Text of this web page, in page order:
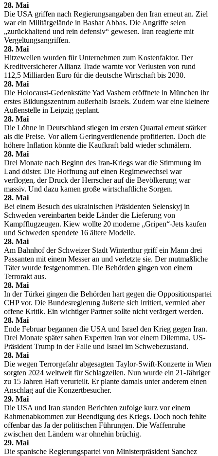
28. Mai
Die USA griffen nach Regierungsangaben den Iran erneut an. Ziel
war ein Militärgelände in Bashar Abbas. Die Angriffe seien
„zurückhaltend und rein defensiv“ gewesen. Iran reagierte mit
Vergeltungsangriffen.
28. Mai
Hitzewellen wurden für Unternehmen zum Kostenfaktor. Der
Kreditversicherer Allianz Trade warnte vor Verlusten von rund
112,5 Milliarden Euro für die deutsche Wirtschaft bis 2030.
28. Mai
Die Holocaust-Gedenkstätte Yad Vashem eröffnete in München ihr
erstes Bildungszentrum außerhalb Israels. Zudem war eine kleinere
Außenstelle in Leipzig geplant.
28. Mai
Die Löhne in Deutschland stiegen im ersten Quartal erneut stärker
als die Preise. Vor allem Geringverdienende profitierten. Doch die
höhere Inflation könnte die Kaufkraft bald wieder schmälern.
28. Mai
Drei Monate nach Beginn des Iran-Kriegs war die Stimmung im
Land düster. Die Hoffnung auf einen Regimewechsel war
verflogen, der Druck der Herrscher auf die Bevölkerung war
massiv. Und dazu kamen große wirtschaftliche Sorgen.
28. Mai
Bei einem Besuch des ukrainischen Präsidenten Selenskyj in
Schweden vereinbarten beide Länder die Lieferung von
Kampfflugzeugen. Kiew wollte 20 moderne „Gripen“-Jets kaufen
und Schweden spendete 16 ältere Modelle.
28. Mai
Am Bahnhof der Schweizer Stadt Winterthur griff ein Mann drei
Passanten mit einem Messer an und verletzte sie. Der mutmaßliche
Täter wurde festgenommen. Die Behörden gingen von einem
Terrorakt aus.
28. Mai
In der Türkei gingen die Behörden hart gegen die Oppositionspartei
CHP vor. Die Bundesregierung äußerte sich irritiert, vermied aber
offene Kritik. Ein wichtiger Partner sollte nicht verärgert werden.
28. Mai
Ende Februar begannen die USA und Israel den Krieg gegen Iran.
Drei Monate später sahen Experten Iran vor einem Dilemma, US-
Präsident Trump in der Falle und Israel im Schwebezustand.
28. Mai
Die wegen Terrorgefahr abgesagten Taylor-Swift-Konzerte in Wien
sorgten 2024 weltweit für Schlagzeilen. Nun wurde ein 21-Jähriger
zu 15 Jahren Haft verurteilt. Er plante damals unter anderem einen
Anschlag auf die Konzertbesucher.
29. Mai
Die USA und Iran standen Berichten zufolge kurz vor einem
Rahmenabkommen zur Beendigung des Kriegs. Doch noch fehlte
offenbar das Ja der politischen Führungen. Die Waffenruhe
zwischen den Ländern war ohnehin brüchig.
29. Mai
Die spanische Regierungspartei von Ministerpräsident Sanchez